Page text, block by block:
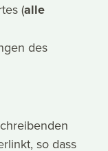
(alle
des
so dass